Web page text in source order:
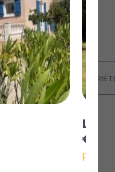
DÉTAILS DE LA
La
€330
Plus